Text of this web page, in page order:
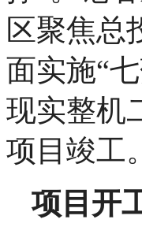
区聚焦总
面实施“
现实整机
项目竣工。
项目开